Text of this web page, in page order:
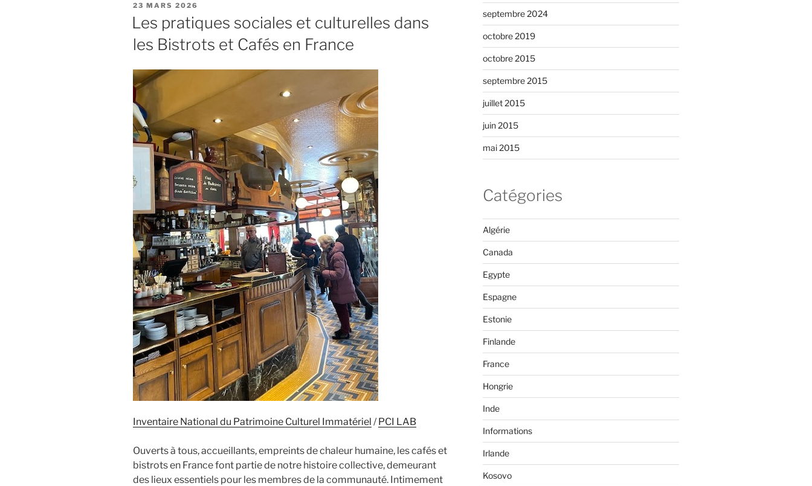
PUBLIÉ
LE
23 MARS 2026
Les pratiques sociales et culturelles dans
les Bistrots et Cafés en France
Inventaire National du Patrimoine Culturel Immatériel /PCI LAB
Ouverts à tous, accueillants, empreints de chaleur humaine, les cafés et
bistrots en France font partie de notre histoire collective, demeurant
des lieux essentiels pour les membres de la communauté. Intimement
septembre 2024
octobre 2019
octobre 2015
septembre 2015
juillet 2015
juin 2015
mai 2015
Catégories
Algérie
Canada
Egypte
Espagne
Estonie
Finlande
France
Hongrie
Inde
Informations
Irlande
Kosovo